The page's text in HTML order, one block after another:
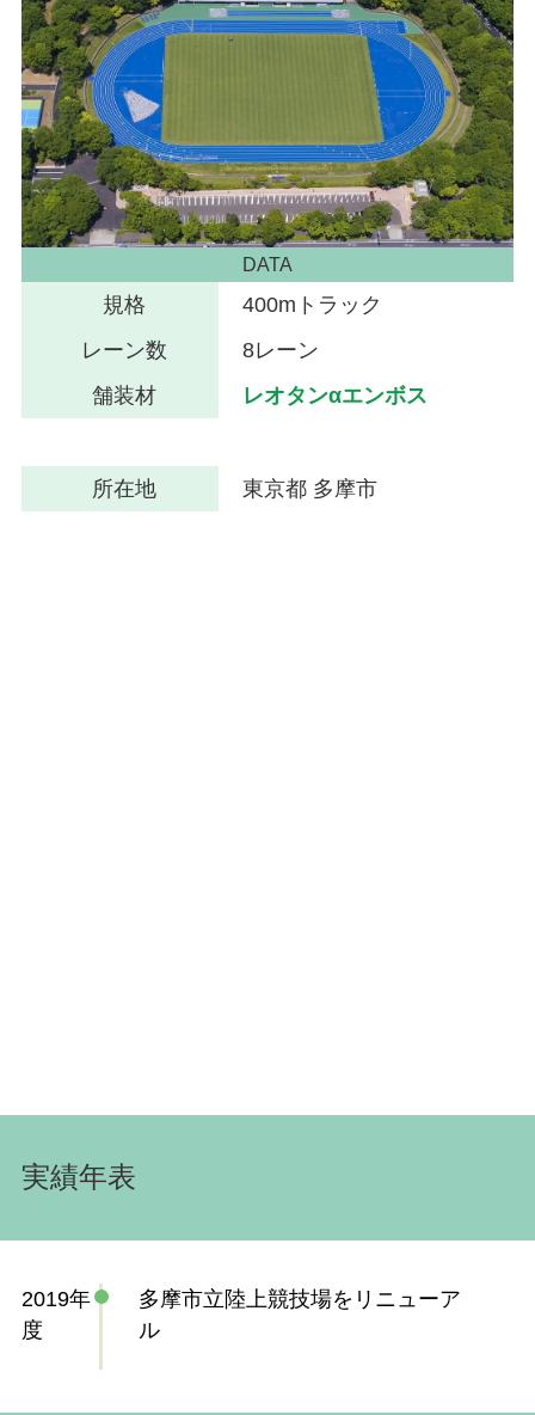
DATA
規格
400mトラック
レーン数
8レーン
舗装材
レオタンαエンボス
所在地 東京都 多摩市
実績年表
2019年
度
多摩市立陸上競技場をリニューア
ル